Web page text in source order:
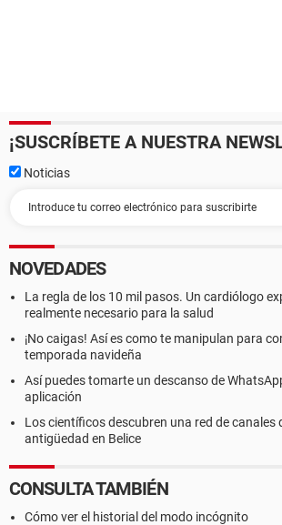
¡SUSCRÍBETE A NUESTRA
Noticias
NOVEDADES
La regla de los 10 mil pasos. Un cardiólogo
realmente necesario para la salud
¡No caigas! Así es como te manipulan para
temporada navideña
Así puedes tomarte un descanso de
aplicación
Los científicos descubren una red de canales
antigüedad en Belice
CONSULTA TAMBIÉN
Cómo ver el historial del modo incógnito